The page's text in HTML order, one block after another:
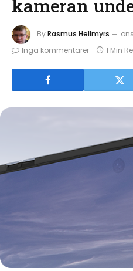
kameran
ByRasmus Hellmyrs
Inga kommentarer
1 Min